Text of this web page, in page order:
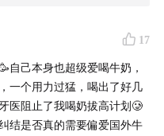
是好牛奶吗？常温奶一
企业是哪家？他们做什
乳制品是什么形式？
17
自己本身也超级爱喝牛奶，
一个用力过猛，喝出了好几
医阻止了我喝奶拔高计划🥲
结是否真的需要偏爱国外牛